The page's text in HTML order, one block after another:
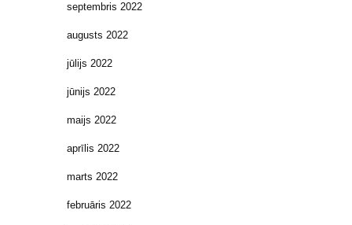
septembris 2022
augusts 2022
jūlijs 2022
jūnijs 2022
maijs 2022
aprīlis 2022
marts 2022
februāris 2022